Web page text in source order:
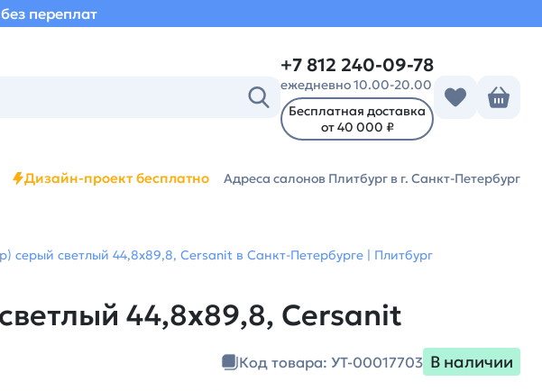
переплат
+7 812 240-09-78
ежедневно 10.00-20.00
Бесплатная доставка
от 40 000 ₽
Дизайн-проект бесплатно Адреса салонов Плитбург в г. Санкт-Петербург
серый светлый 44,8х89,8, Cersanit в Санкт-Петербурге | Плитбург
44,8х89,8, Cersanit
Код товара: УТ-00017703 В наличии